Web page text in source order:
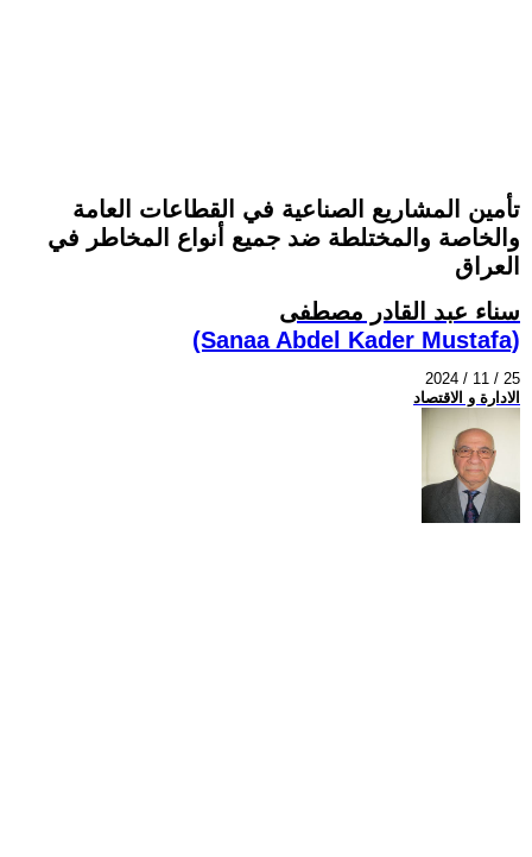
تأمين المشاريع الصناعية في القطاعات العامة
والخاصة والمختلطة ضد جميع أنواع المخاطر في
العراق
سناء عبد القادر مصطفى
(Sanaa Abdel Kader Mustafa)
2024 / 11 / 25
الادارة و الاقتصاد